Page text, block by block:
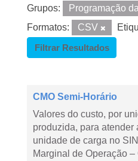
Grupos:
Programação
Formatos:
CSV
Filtrar Resultados
CMO Semi-Horário
Valores do custo, por
produzida, para atender
unidade de carga no
Marginal de Operação